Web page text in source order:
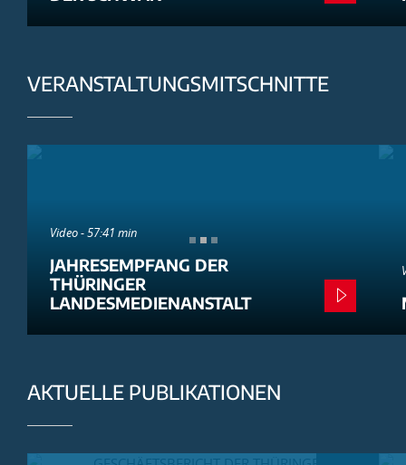
VERANSTALTUNGSMITSCHNITTE
Video - 57:41 min
JAHRESEMPFANG DER
THÜRINGER
LANDESMEDIENANSTALT
AKTUELLE PUBLIKATIONEN